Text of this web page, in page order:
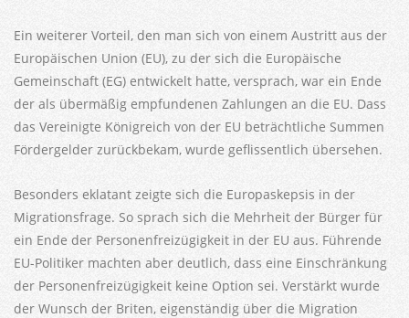
Ein weiterer Vorteil, den man sich von einem Austritt aus der
Europäischen Union (EU), zu der sich die Europäische
Gemeinschaft (EG) entwickelt hatte, versprach, war ein Ende
der als übermäßig empfundenen Zahlungen an die EU. Dass
das Vereinigte Königreich von der EU beträchtliche Summen
Fördergelder zurückbekam, wurde geflissentlich übersehen.
Besonders eklatant zeigte sich die Europaskepsis in der
Migrationsfrage. So sprach sich die Mehrheit der Bürger für
ein Ende der Personenfreizügigkeit in der EU aus. Führende
EU-Politiker machten aber deutlich, dass eine Einschränkung
der Personenfreizügigkeit keine Option sei. Verstärkt wurde
der Wunsch der Briten, eigenständig über die Migration